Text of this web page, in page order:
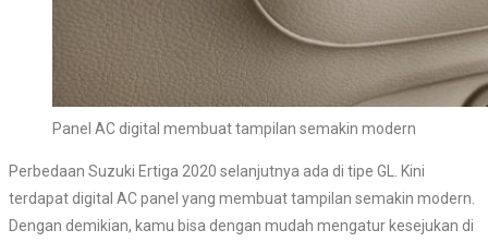
Panel AC digital membuat tampilan semakin modern
Perbedaan Suzuki Ertiga 2020 selanjutnya ada di tipe GL. Kini
terdapat digital AC panel yang membuat tampilan semakin modern.
Dengan demikian, kamu bisa dengan mudah mengatur kesejukan di